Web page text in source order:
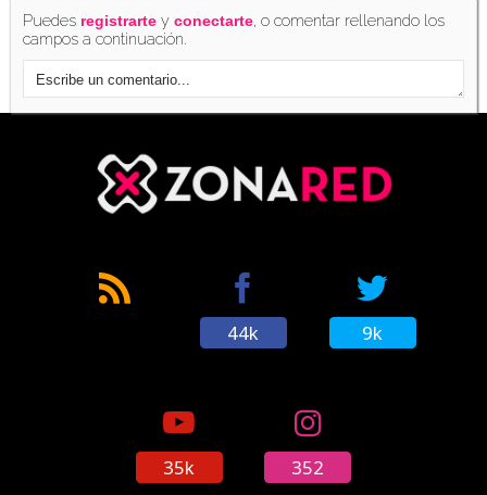
Puedes registrarte yconectarte, o comentar rellenando los
campos a continuación.
44k 9k
35k 352